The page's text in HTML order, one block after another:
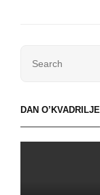
DAN O’KVADRILJE